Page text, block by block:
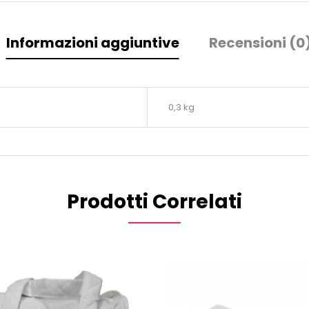
Informazioni aggiuntive Recensioni
0,3 kg
Prodotti Correlati